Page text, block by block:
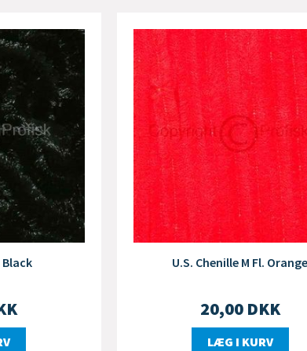
Black U.S. Chenille M Fl. Orange
20,00 DKK
LÆG I KURV